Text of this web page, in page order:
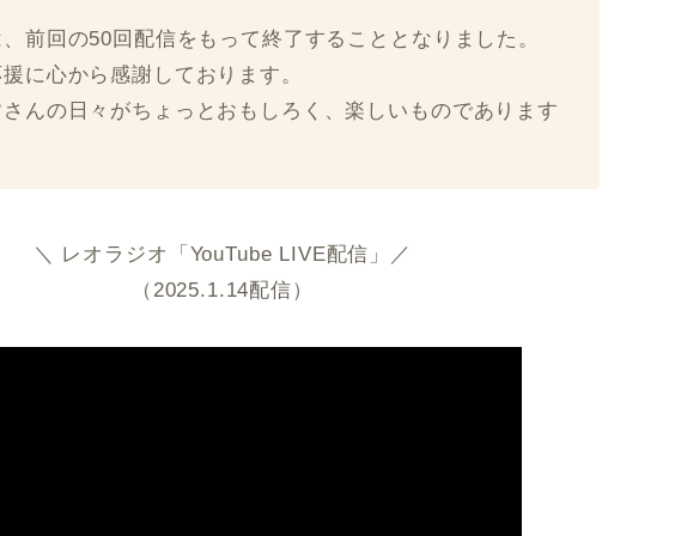
前回の50回配信をもって終了することとなりました。
に心から感謝しております。
んの日々がちょっとおもしろく、楽しいものであります
＼ レオラジオ「YouTube LIVE配信」／
（2025.1.14配信）